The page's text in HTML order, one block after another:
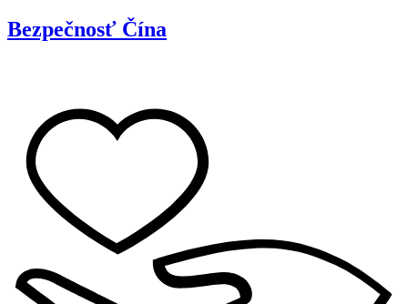
Bezpečnosť Čína